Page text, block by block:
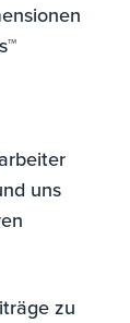
uns
zu